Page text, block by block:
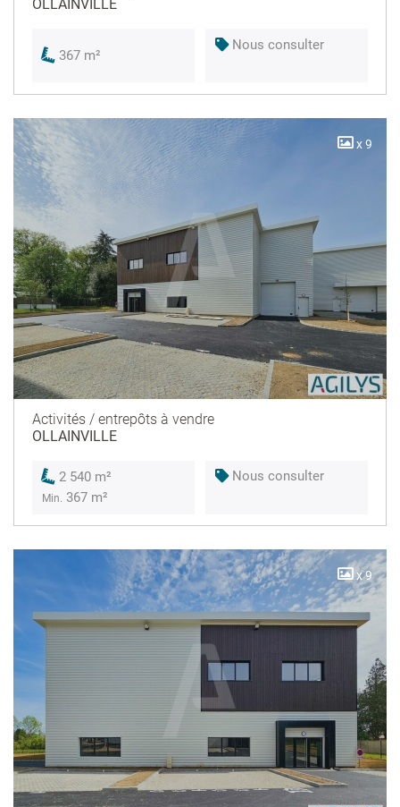
OLLAINVILLE
367 m²
Nous consulter
x 9
Activités / entrepôts à vendre
OLLAINVILLE
2 540 m²
Min. 367 m²
Nous consulter
x 9